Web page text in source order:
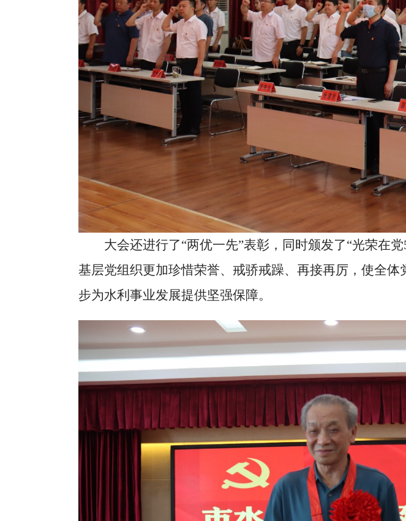
大会还进行了“两优一先”表彰，同时颁发了“光荣在
基层党组织更加珍惜荣誉、戒骄戒躁、再接再厉，使全
步为水利事业发展提供坚强保障。